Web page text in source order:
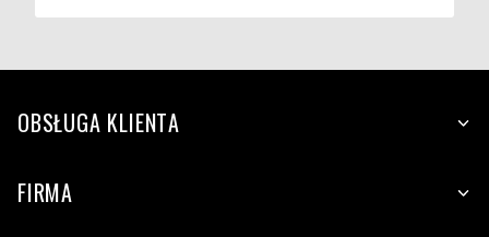
OBSŁUGA KLIENTA
FIRMA